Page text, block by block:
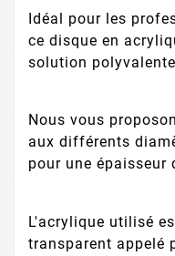
Idéal pour les
ce disque en
solution
Nous vous
aux différents
pour une épaisseur
L'acrylique utilisé
transparent appelé